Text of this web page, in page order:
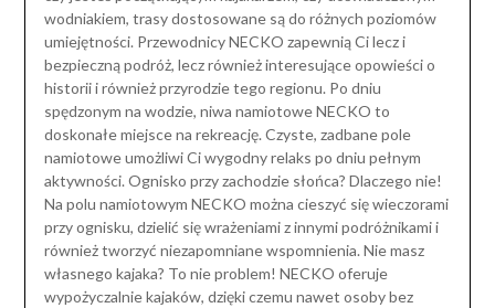
wodniakiem, trasy dostosowane są do różnych poziomów
umiejętności. Przewodnicy NECKO zapewnią Ci lecz i
bezpieczną podróż, lecz również interesujące opowieści o
historii i również przyrodzie tego regionu. Po dniu
spędzonym na wodzie, niwa namiotowe NECKO to
doskonałe miejsce na rekreację. Czyste, zadbane pole
namiotowe umożliwi Ci wygodny relaks po dniu pełnym
aktywności. Ognisko przy zachodzie słońca? Dlaczego nie!
Na polu namiotowym NECKO można cieszyć się wieczorami
przy ognisku, dzielić się wrażeniami z innymi podróżnikami i
również tworzyć niezapomniane wspomnienia. Nie masz
własnego kajaka? To nie problem! NECKO oferuje
wypożyczalnie kajaków, dzięki czemu nawet osoby bez